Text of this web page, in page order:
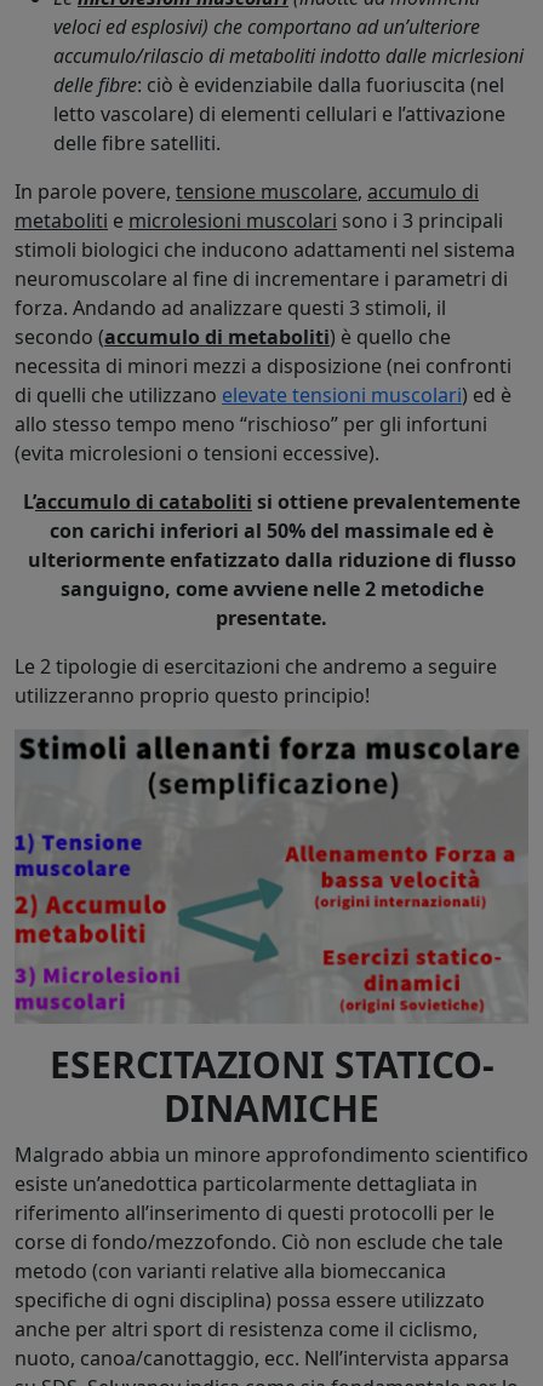
veloci ed esplosivi) che comportano ad un’ulteriore
accumulo/rilascio di metaboliti indotto dalle micrlesioni
delle fibre: ciò è evidenziabile dalla fuoriuscita (nel
letto vascolare) di elementi cellulari e l’attivazione
delle fibre satelliti.
In parole povere, tensione muscolare, accumulo di
metaboliti e microlesioni muscolari sono i 3 principali
stimoli biologici che inducono adattamenti nel sistema
neuromuscolare al fine di incrementare i parametri di
forza. Andando ad analizzare questi 3 stimoli, il
secondo (accumulo di metaboliti) è quello che
necessita di minori mezzi a disposizione (nei confronti
di quelli che utilizzano elevate tensioni muscolari) ed è
allo stesso tempo meno “rischioso” per gli infortuni
(evita microlesioni o tensioni eccessive).
L’accumulo di cataboliti si ottiene prevalentemente
con carichi inferiori al 50% del massimale ed è
ulteriormente enfatizzato dalla riduzione di flusso
sanguigno, come avviene nelle 2 metodiche
presentate.
Le 2 tipologie di esercitazioni che andremo a seguire
utilizzeranno proprio questo principio!
ESERCITAZIONI STATICO-
DINAMICHE
Malgrado abbia un minore approfondimento scientifico
esiste un’anedottica particolarmente dettagliata in
riferimento all’inserimento di questi protocolli per le
corse di fondo/mezzofondo. Ciò non esclude che tale
metodo (con varianti relative alla biomeccanica
specifiche di ogni disciplina) possa essere utilizzato
anche per altri sport di resistenza come il ciclismo,
nuoto, canoa/canottaggio, ecc. Nell’intervista apparsa